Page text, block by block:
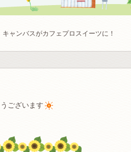
キャンバスがカフェプロスイーツに！
ございます